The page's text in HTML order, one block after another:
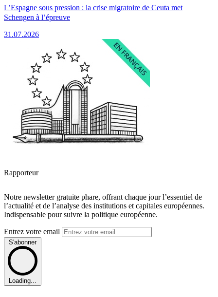
L’Espagne sous pression : la crise migratoire de Ceuta met
Schengen à l’épreuve
31.07.2026
Rapporteur
Notre newsletter gratuite phare, offrant chaque jour l’essentiel de
l’actualité et de l’analyse des institutions et capitales européennes.
Indispensable pour suivre la politique européenne.
Entrez votre email
S'abonner
Loading...